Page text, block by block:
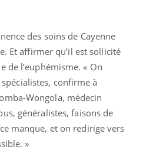
des soins de Cayenne
Et affirmer qu’il est sollicité
de l’euphémisme. « On
confirme à
Wongola, médecin
généralistes, faisons de
manque, et on redirige vers
»